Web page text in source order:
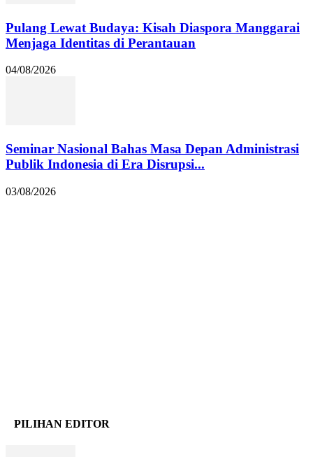
Pulang Lewat Budaya: Kisah Diaspora Manggarai
Menjaga Identitas di Perantauan
04/08/2026
Seminar Nasional Bahas Masa Depan Administrasi
Publik Indonesia di Era Disrupsi...
03/08/2026
PILIHAN EDITOR